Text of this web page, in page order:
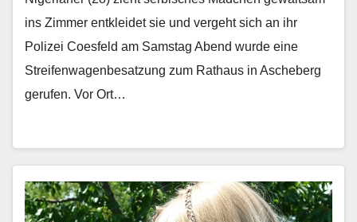
ins Zimmer entkleidet sie und vergeht sich an ihr
Polizei Coesfeld am Samstag Abend wurde eine
Streifenwagenbesatzung zum Rathaus in Ascheberg
gerufen. Vor Ort…